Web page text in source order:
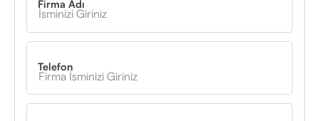
Firma Adı
Telefon